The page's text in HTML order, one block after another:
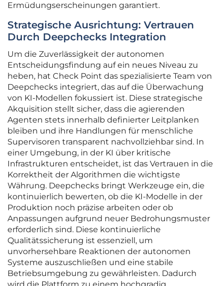
Ermüdungserscheinungen garantiert.
Strategische Ausrichtung: Vertrauen
Durch Deepchecks Integration
Um die Zuverlässigkeit der autonomen
Entscheidungsfindung auf ein neues Niveau zu
heben, hat Check Point das spezialisierte Team von
Deepchecks integriert, das auf die Überwachung
von KI-Modellen fokussiert ist. Diese strategische
Akquisition stellt sicher, dass die agierenden
Agenten stets innerhalb definierter Leitplanken
bleiben und ihre Handlungen für menschliche
Supervisoren transparent nachvollziehbar sind. In
einer Umgebung, in der KI über kritische
Infrastrukturen entscheidet, ist das Vertrauen in die
Korrektheit der Algorithmen die wichtigste
Währung. Deepchecks bringt Werkzeuge ein, die
kontinuierlich bewerten, ob die KI-Modelle in der
Produktion noch präzise arbeiten oder ob
Anpassungen aufgrund neuer Bedrohungsmuster
erforderlich sind. Diese kontinuierliche
Qualitätssicherung ist essenziell, um
unvorhersehbare Reaktionen der autonomen
Systeme auszuschließen und eine stabile
Betriebsumgebung zu gewährleisten. Dadurch